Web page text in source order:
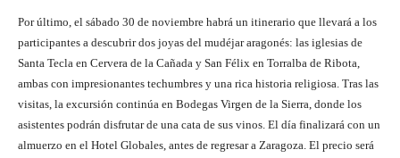
Por último, el sábado 30 de noviembre habrá un itinerario que llevará a los
participantes a descubrir dos joyas del mudéjar aragonés: las iglesias de
Santa Tecla en Cervera de la Cañada y San Félix en Torralba de Ribota,
ambas con impresionantes techumbres y una rica historia religiosa. Tras las
visitas, la excursión continúa en Bodegas Virgen de la Sierra, donde los
asistentes podrán disfrutar de una cata de sus vinos. El día finalizará con un
almuerzo en el Hotel Globales, antes de regresar a Zaragoza. El precio será